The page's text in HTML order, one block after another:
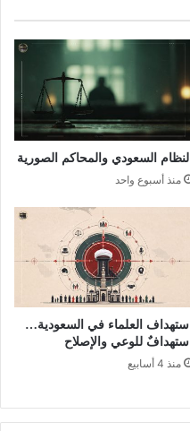
النظام السعودي والمحاكم الصورية
منذ أسبوع واحد
استهداف العلماء في السعودية…
استهدافٌ للوعي والإصلاح
منذ 4 أسابيع